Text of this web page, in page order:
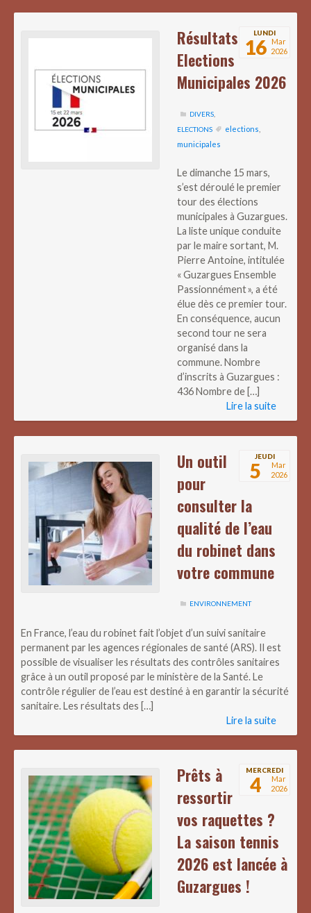
LUNDI
16 Mar
2026
Résultats
Elections
Municipales 2026
DIVERS
ELECTIONS
elections
municipales
Le dimanche 15 mars,
s’est déroulé le premier
tour des élections
municipales à Guzargues.
La liste unique conduite
par le maire sortant, M.
Pierre Antoine, intitulée
« Guzargues Ensemble
Passionnément », a été
élue dès ce premier tour.
En conséquence, aucun
second tour ne sera
organisé dans la
commune. Nombre
d’inscrits à Guzargues :
436 Nombre de […]
Lire la suite
JEUDI
5
Mar
2026
Un outil
pour
consulter la
qualité de l’eau
du robinet dans
votre commune
ENVIRONNEMENT
En France, l’eau du robinet fait l’objet d’un suivi sanitaire
permanent par les agences régionales de santé (ARS). Il est
possible de visualiser les résultats des contrôles sanitaires
grâce à un outil proposé par le ministère de la Santé. Le
contrôle régulier de l’eau est destiné à en garantir la sécurité
sanitaire. Les résultats des […]
Lire la suite
MERCREDI
4
Mar
2026
Prêts à
ressortir
vos raquettes ?
La saison tennis
2026 est lancée à
Guzargues !